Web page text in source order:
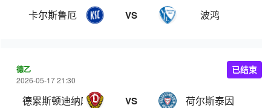
卡尔斯鲁厄 VS 波鸿
德乙
2026-05-17 21:30
德累斯顿迪纳摩 VS 荷尔斯泰因
已结束